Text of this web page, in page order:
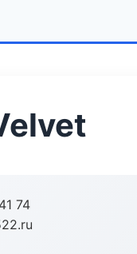
74